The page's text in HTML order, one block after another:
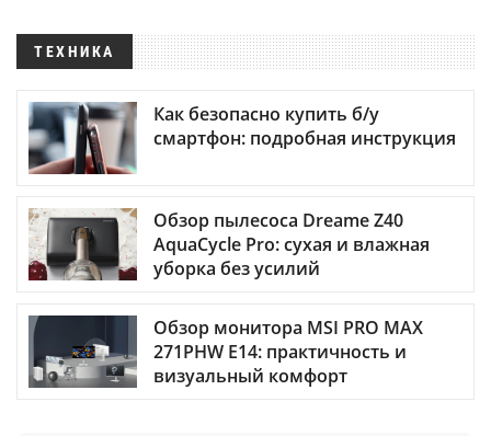
ТЕХНИКА
Как безопасно купить б/у
смартфон: подробная инструкция
Обзор пылесоса Dreame Z40
AquaCycle Pro: сухая и влажная
уборка без усилий
Обзор монитора MSI PRO MAX
271PHW E14: практичность и
визуальный комфорт